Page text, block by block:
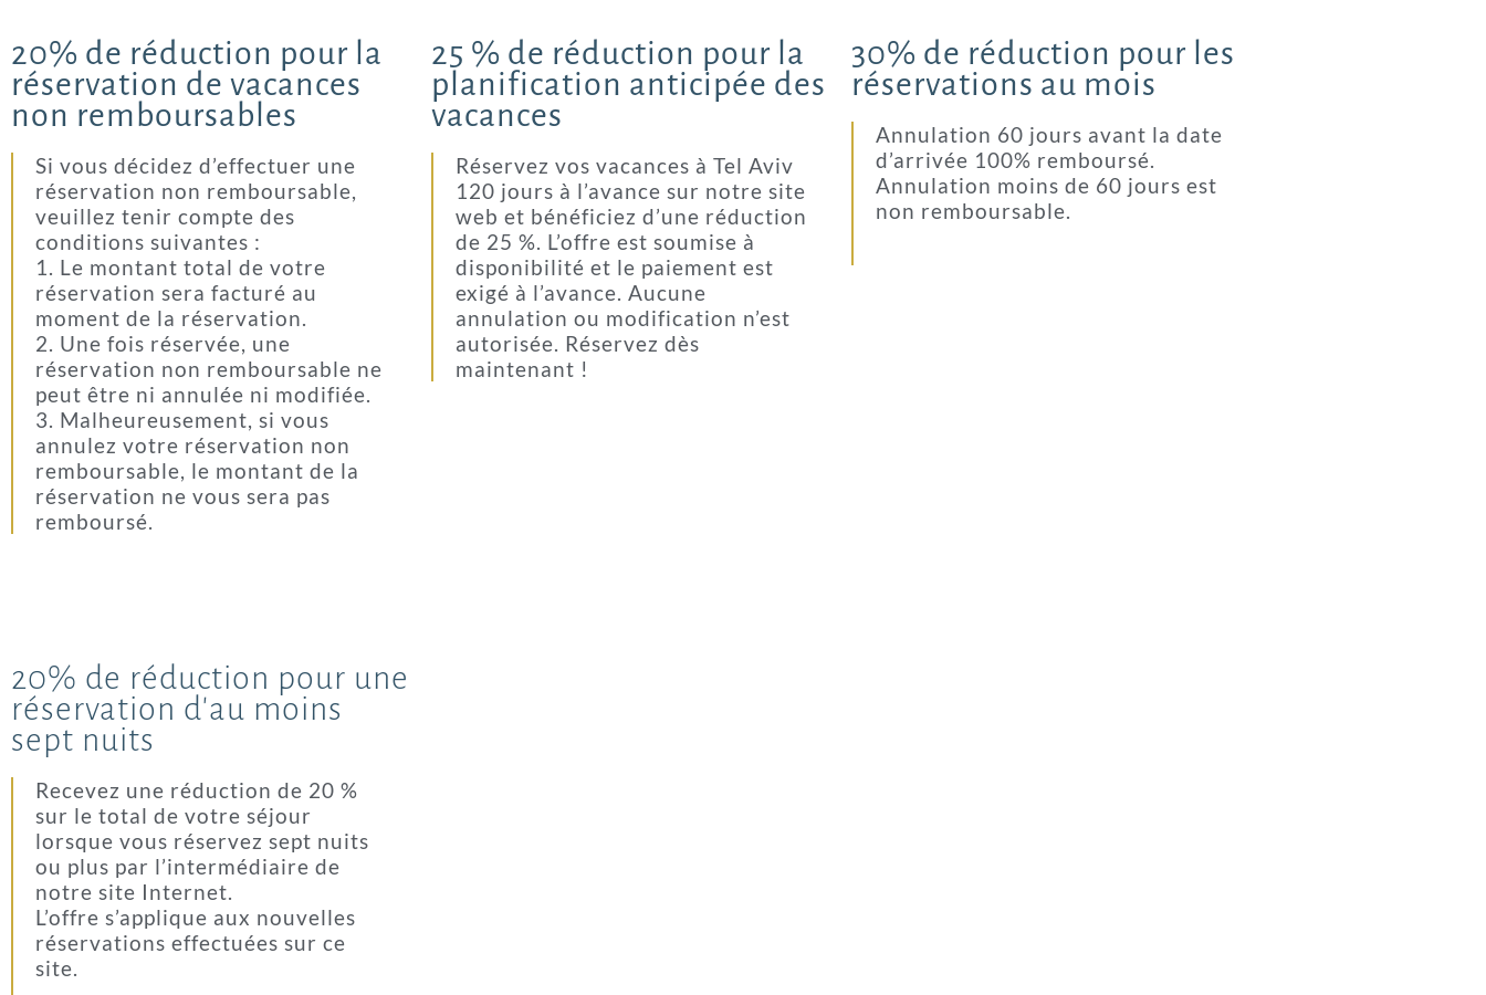
20% de réduction pour la
réservation de vacances
non remboursables
Si vous décidez d’effectuer une
réservation non remboursable,
veuillez tenir compte des
conditions suivantes :
1. Le montant total de votre
réservation sera facturé au
moment de la réservation.
2. Une fois réservée, une
réservation non remboursable ne
peut être ni annulée ni modifiée.
3. Malheureusement, si vous
annulez votre réservation non
remboursable, le montant de la
réservation ne vous sera pas
remboursé.
25 % de réduction pour la
planification anticipée des
vacances
Réservez vos vacances à Tel Aviv
120 jours à l’avance sur notre site
web et bénéficiez d’une réduction
de 25 %. L’offre est soumise à
disponibilité et le paiement est
exigé à l’avance. Aucune
annulation ou modification n’est
autorisée. Réservez dès
maintenant !
30% de réduction pour les
réservations au mois
Annulation 60 jours avant la date
d’arrivée 100% remboursé.
Annulation moins de 60 jours est
non remboursable.
20% de réduction pour une
réservation d'au moins
sept nuits
Recevez une réduction de 20 %
sur le total de votre séjour
lorsque vous réservez sept nuits
ou plus par l’intermédiaire de
notre site Internet.
L’offre s’applique aux nouvelles
réservations effectuées sur ce
site.